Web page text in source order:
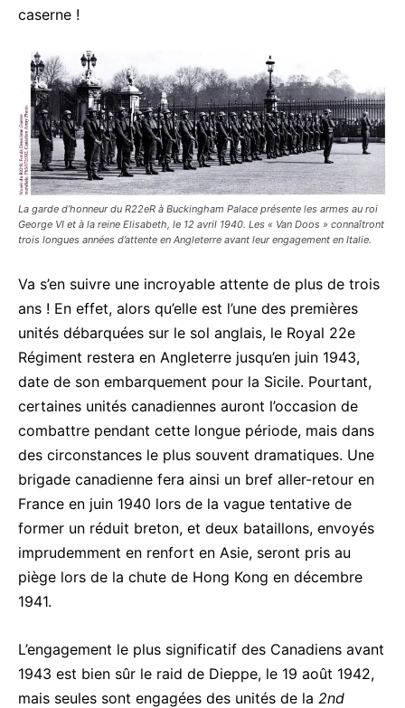
caserne !
La garde d’honneur du R22eR à Buckingham Palace présente les armes au roi
George VI et à la reine Elisabeth, le 12 avril 1940. Les « Van Doos » connaîtront
trois longues années d’attente en Angleterre avant leur engagement en Italie.
Va s’en suivre une incroyable attente de plus de trois
ans ! En effet, alors qu’elle est l’une des premières
unités débarquées sur le sol anglais, le Royal 22e
Régiment restera en Angleterre jusqu’en juin 1943,
date de son embarquement pour la Sicile. Pourtant,
certaines unités canadiennes auront l’occasion de
combattre pendant cette longue période, mais dans
des circonstances le plus souvent dramatiques. Une
brigade canadienne fera ainsi un bref aller-retour en
France en juin 1940 lors de la vague tentative de
former un réduit breton, et deux bataillons, envoyés
imprudemment en renfort en Asie, seront pris au
piège lors de la chute de Hong Kong en décembre
1941.
L’engagement le plus significatif des Canadiens avant
1943 est bien sûr le raid de Dieppe, le 19 août 1942,
mais seules sont engagées des unités de la 2nd